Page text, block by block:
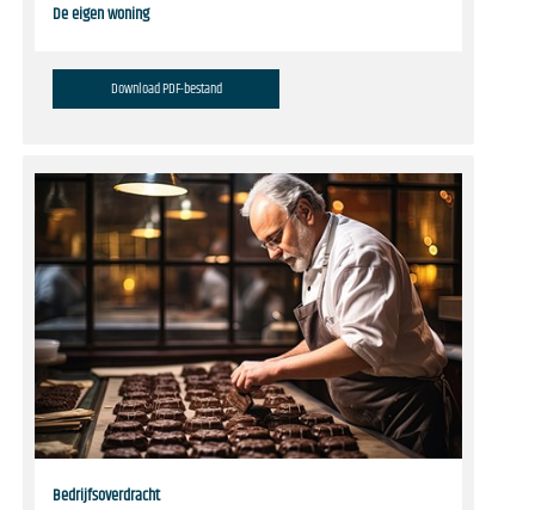
De eigen woning
Download PDF-bestand
Bedrijfsoverdracht